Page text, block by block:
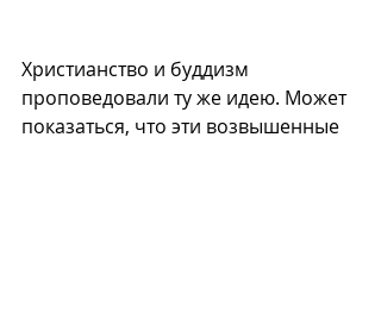
Христианство и буддизм
проповедовали ту же идею. Может
показаться, что эти возвышенные